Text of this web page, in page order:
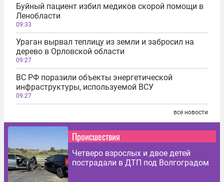
Буйный пациент избил медиков скорой помощи в
Ленобласти
09:33
Ураган вырвал теплицу из земли и забросил на
дерево в Орловской области
09:27
ВС РФ поразили объекты энергетической
инфраструктуры, используемой ВСУ
09:27
все новости
Происшествия
Четверо взрослых и двое детей
пострадали в ДТП под Волгоградом